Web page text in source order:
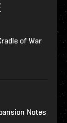
of War
Notes